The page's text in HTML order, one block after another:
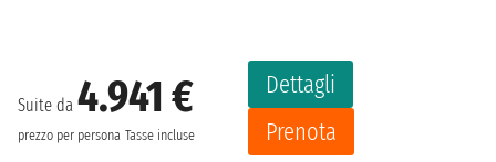
Suite da 4.941 €
prezzo per persona Tasse incluse
Dettagli
Prenota